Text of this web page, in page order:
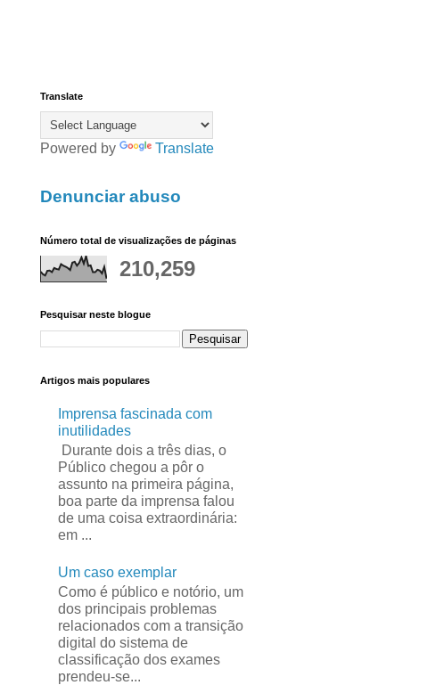
Translate
Powered by Translate
Denunciar abuso
Número total de visualizações de páginas
210,259
Pesquisar neste blogue
Artigos mais populares
Imprensa fascinada com
inutilidades
Durante dois a três dias, o
Público chegou a pôr o
assunto na primeira página,
boa parte da imprensa falou
de uma coisa extraordinária:
em ...
Um caso exemplar
Como é público e notório, um
dos principais problemas
relacionados com a transição
digital do sistema de
classificação dos exames
prendeu-se...